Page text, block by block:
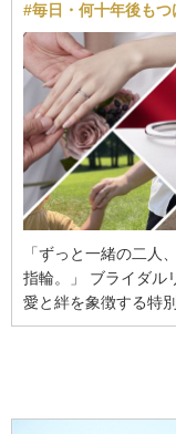
#毎日・何十年後もつ
「ずっと一緒の二人
指輪。」 ブライダル
愛と絆を象徴する特